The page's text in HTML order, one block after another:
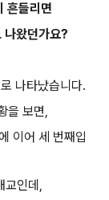
흔들리면
나왔던가요?
나타났습니다.
을 보면,
이어 세 번째입
교인데 ,